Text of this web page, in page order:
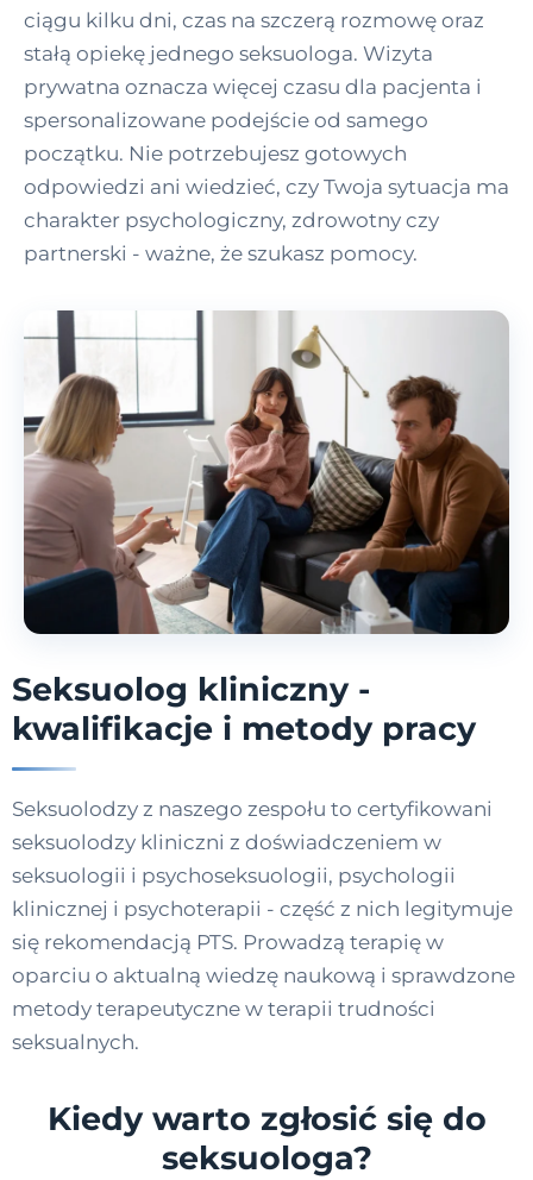
ciągu kilku dni, czas na szczerą rozmowę oraz
stałą opiekę jednego seksuologa. Wizyta
prywatna oznacza więcej czasu dla pacjenta i
spersonalizowane podejście od samego
początku. Nie potrzebujesz gotowych
odpowiedzi ani wiedzieć, czy Twoja sytuacja ma
charakter psychologiczny, zdrowotny czy
partnerski - ważne, że szukasz pomocy.
Seksuolog kliniczny -
kwalifikacje i metody pracy
Seksuolodzy z naszego zespołu to certyfikowani
seksuolodzy kliniczni z doświadczeniem w
seksuologii i psychoseksuologii, psychologii
klinicznej i psychoterapii - część z nich legitymuje
się rekomendacją PTS. Prowadzą terapię w
oparciu o aktualną wiedzę naukową i sprawdzone
metody terapeutyczne w terapii trudności
seksualnych.
Kiedy warto zgłosić się do
seksuologa?